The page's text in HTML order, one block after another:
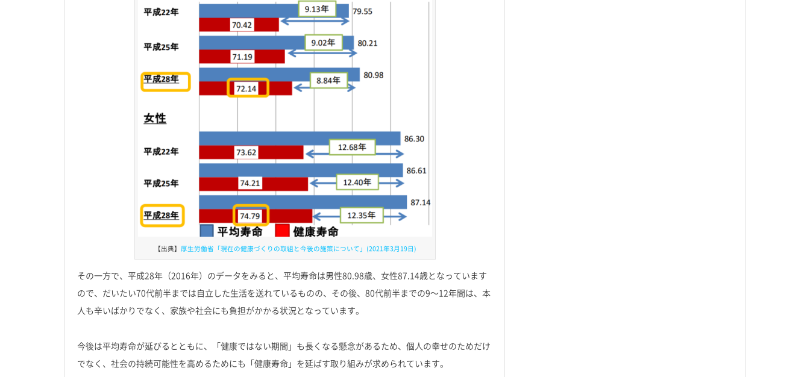
【出典】 厚生労働省「現在の健康づくりの取組と今後の施策について」(2021年3月19日)
その一方で、平成28年（2016年）のデータをみると、平均寿命は男性80.98歳、女性87.14歳となっています
ので、だいたい70代前半までは自立した生活を送れているものの、その後、80代前半までの9〜12年間は、本
人も辛いばかりでなく、家族や社会にも負担がかかる状況となっています。
今後は平均寿命が延びるとともに、「健康ではない期間」も長くなる懸念があるため、個人の幸せのためだけ
でなく、社会の持続可能性を高めるためにも「健康寿命」を延ばす取り組みが求められています。